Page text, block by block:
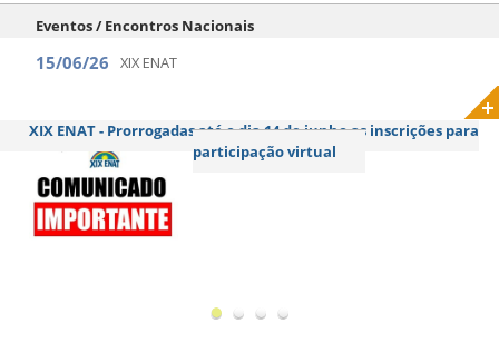
Eventos / Encontros Nacionais
15/06/26 XIX ENAT
XIX ENAT - Prorrogadas até o dia 14 de junho as inscrições para
participação virtual